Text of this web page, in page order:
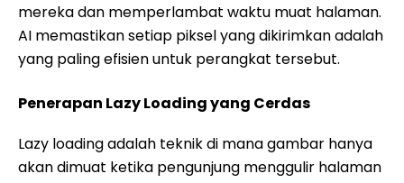
mereka dan memperlambat waktu muat halaman.
AI memastikan setiap piksel yang dikirimkan adalah
yang paling efisien untuk perangkat tersebut.
Penerapan Lazy Loading yang Cerdas
Lazy loading adalah teknik di mana gambar hanya
akan dimuat ketika pengunjung menggulir halaman